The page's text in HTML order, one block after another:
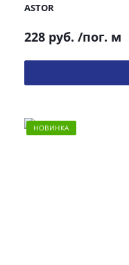
ASTOR
228 руб. /пог. м
НОВИНКА